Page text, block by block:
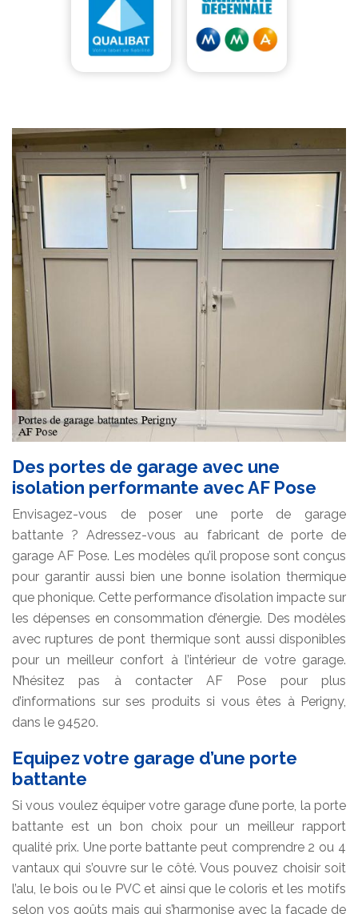
Des portes de garage avec une
isolation performante avec AF Pose
Envisagez-vous de poser une porte de garage
battante ? Adressez-vous au fabricant de porte de
garage AF Pose. Les modèles qu’il propose sont conçus
pour garantir aussi bien une bonne isolation thermique
que phonique. Cette performance d’isolation impacte sur
les dépenses en consommation d’énergie. Des modèles
avec ruptures de pont thermique sont aussi disponibles
pour un meilleur confort à l’intérieur de votre garage.
N’hésitez pas à contacter AF Pose pour plus
d’informations sur ses produits si vous êtes à Perigny,
dans le 94520.
Equipez votre garage d’une porte
battante
Si vous voulez équiper votre garage d’une porte, la porte
battante est un bon choix pour un meilleur rapport
qualité prix. Une porte battante peut comprendre 2 ou 4
vantaux qui s’ouvre sur le côté. Vous pouvez choisir soit
l’alu, le bois ou le PVC et ainsi que le coloris et les motifs
selon vos goûts mais qui s’harmonise avec la façade de